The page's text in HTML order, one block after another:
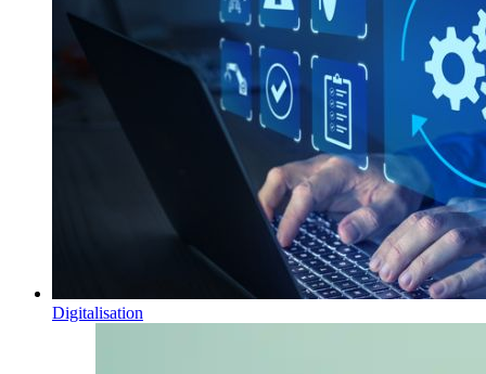
Digitalisation